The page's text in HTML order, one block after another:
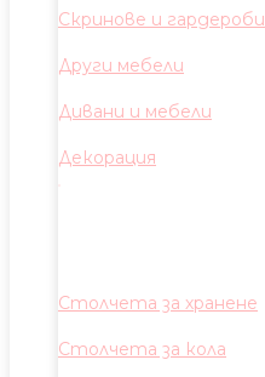
Скринове и гардероби
Други мебели
Дивани и мебели
Декорация
Столчета за хранене
Столчета за кола